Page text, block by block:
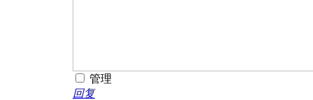
管理
回复